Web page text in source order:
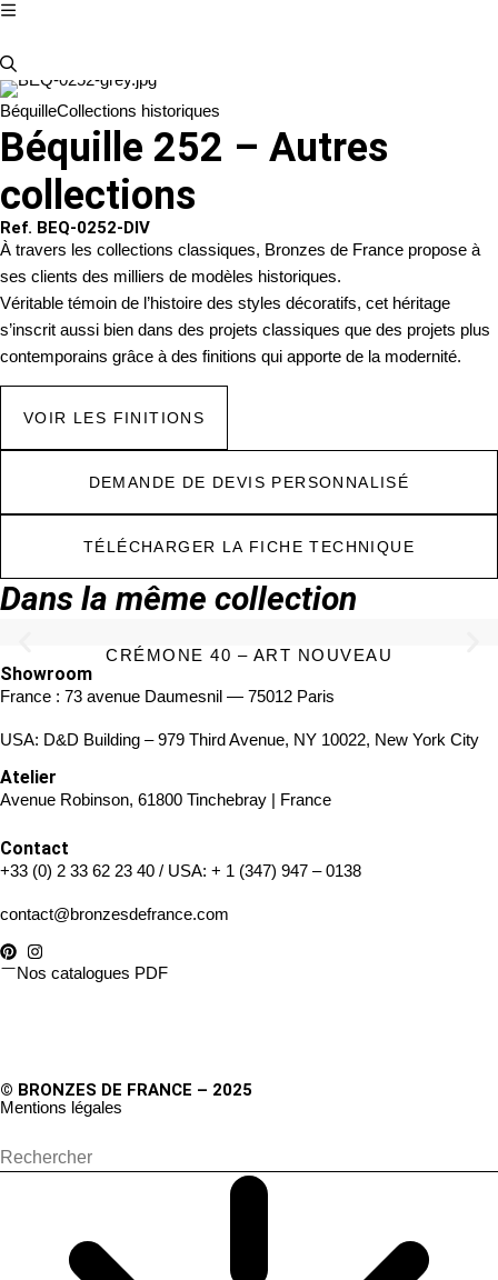
BéquilleCollections historiques
Béquille 252 – Autres
collections
Ref. BEQ-0252-DIV
À travers les collections classiques, Bronzes de France propose à
ses clients des milliers de modèles historiques.
Véritable témoin de l’histoire des styles décoratifs, cet héritage
s’inscrit aussi bien dans des projets classiques que des projets plus
contemporains grâce à des finitions qui apporte de la modernité.
VOIR LES FINITIONS
DEMANDE DE DEVIS PERSONNALISÉ
TÉLÉCHARGER LA FICHE TECHNIQUE
Dans la même collection
CRÉMONE 40 – ART NOUVEAU
Showroom
France : 73 avenue Daumesnil — 75012 Paris
USA: D&D Building – 979 Third Avenue, NY 10022, New York City
Atelier
Avenue Robinson, 61800 Tinchebray | France
Contact
+33 (0) 2 33 62 23 40 / USA: + 1 (347) 947 – 0138
contact@bronzesdefrance.com
Nos catalogues PDF
© BRONZES DE FRANCE – 2025
Mentions légales